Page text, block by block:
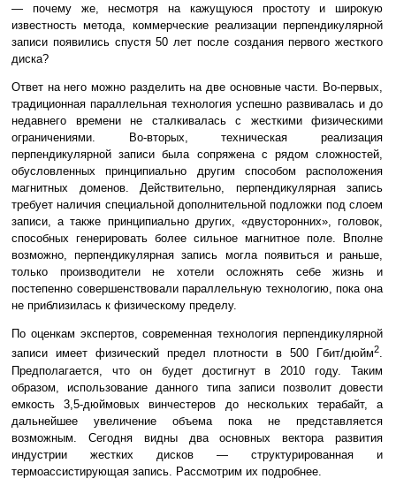
— почему же, несмотря на кажущуюся простоту и широкую
известность метода, коммерческие реализации перпендикулярной
записи появились спустя 50 лет после создания первого жесткого
диска?
Ответ на него можно разделить на две основные части. Во-первых,
традиционная параллельная технология успешно развивалась и до
недавнего времени не сталкивалась с жесткими физическими
ограничениями. Во-вторых, техническая реализация
перпендикулярной записи была сопряжена с рядом сложностей,
обусловленных принципиально другим способом расположения
магнитных доменов. Действительно, перпендикулярная запись
требует наличия специальной дополнительной подложки под слоем
записи, а также принципиально других, «двусторонних», головок,
способных генерировать более сильное магнитное поле. Вполне
возможно, перпендикулярная запись могла появиться и раньше,
только производители не хотели осложнять себе жизнь и
постепенно совершенствовали параллельную технологию, пока она
не приблизилась к физическому пределу.
По оценкам экспертов, современная технология перпендикулярной
записи имеет физический предел плотности в 500 Гбит/дюйм2.
Предполагается, что он будет достигнут в 2010 году. Таким
образом, использование данного типа записи позволит довести
емкость 3,5-дюймовых винчестеров до нескольких терабайт, а
дальнейшее увеличение объема пока не представляется
возможным. Сегодня видны два основных вектора развития
индустрии жестких дисков — структурированная и
термоассистирующая запись. Рассмотрим их подробнее.